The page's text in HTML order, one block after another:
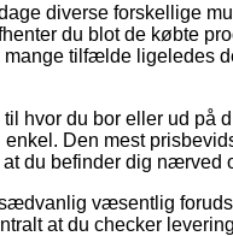
diverse forskellige
du blot de købte
tilfælde ligeledes
hvor du bor eller ud på
Den mest
du befinder dig nærved
væsentlig
at du checker